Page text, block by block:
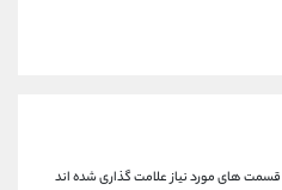
قسمت های مورد نیاز علامت گذاری شده اند